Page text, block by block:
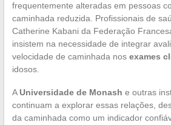
frequentemente alteradas em pessoas
caminhada reduzida. Profissionais de
Catherine Kabani da Federação
insistem na necessidade de integrar
velocidade de caminhada nos exames
idosos.
A Universidade de Monash e outras
continuam a explorar essas relações,
da caminhada como um indicador